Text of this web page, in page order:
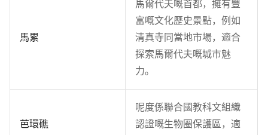
馬累
馬爾代夫嘅首都，擁有豐
富嘅文化歷史景點，例如
清真寺同當地市場，適合
探索馬爾代夫嘅城市魅
力。
芭環礁
呢度係聯合國教科文組織
認證嘅生物圈保護區，適